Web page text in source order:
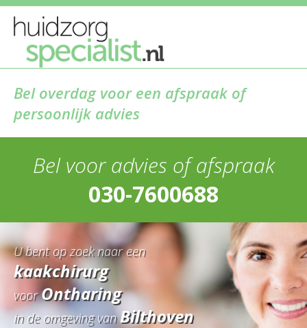
Bel overdag voor een afspraak of
persoonlijk advies
Bel voor advies of afspraak
030-7600688
U bent op zoek naar een
kaakchirurg
voorOntharing
in de omgeving vanBilthoven